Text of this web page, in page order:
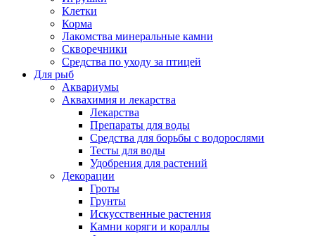
Клетки
Корма
Лакомства минеральные камни
Скворечники
Средства по уходу за птицей
Для рыб
Аквариумы
Аквахимия и лекарства
Лекарства
Препараты для воды
Средства для борьбы с водорослями
Тесты для воды
Удобрения для растений
Декорации
Гроты
Грунты
Искусственные растения
Камни коряги и кораллы